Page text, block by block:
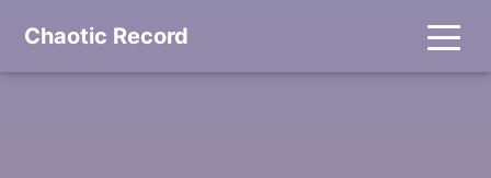
Chaotic Record